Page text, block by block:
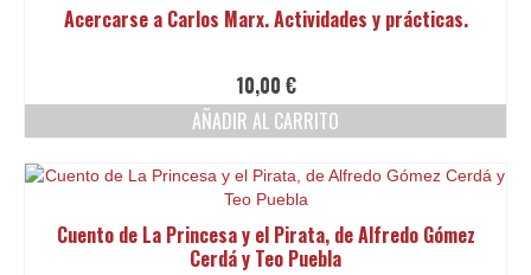
Acercarse a Carlos Marx. Actividades y prácticas.
10,00 €
AÑADIR AL CARRITO
Cuento de La Princesa y el Pirata, de Alfredo Gómez
Cerdá y Teo Puebla